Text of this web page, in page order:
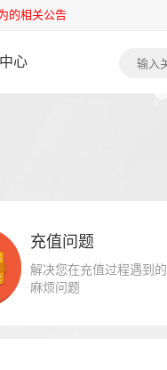
的相关公告
心
充值问题
解决您在充值过程遇到的
麻烦问题